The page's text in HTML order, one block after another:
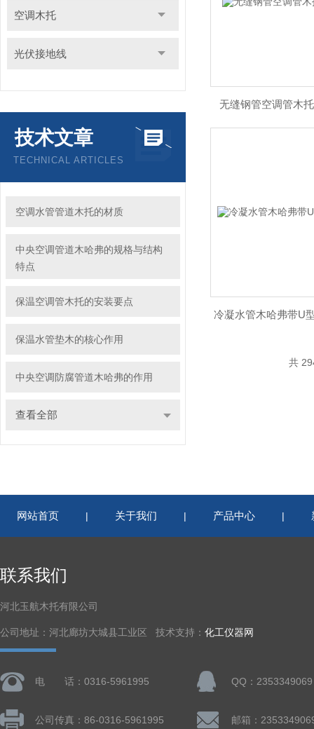
空调木托
光伏接地线
技术文章
TECHNICAL ARTICLES
空调水管管道木托的材质
中央空调管道木哈弗的规格与结构
特点
保温空调管木托的安装要点
保温水管垫木的核心作用
中央空调防腐管道木哈弗的作用
查看全部
无缝钢管空调管木
冷凝水管木哈弗带U
共
网站首页 | 关于我们 | 产品中心 |
联系我们
河北玉航木托有限公司
公司地址：河北廊坊大城县工业区 技术支持： 化工仪器网
电 话：0316-5961995 QQ：2353349069
公司传真：86-0316-5961995 邮箱：